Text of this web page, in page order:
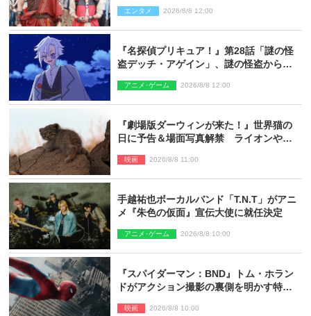
エンタメ 2026/8/8 12:00
『名探偵プリキュア！』第28話「謎の怪
盗デッチ・アゲイン」、謎の怪盗から不
アニメ･ゲーム 2026/8/8 12:00
『劇場版ダーウィンが来た！』世界猫の
日に予告＆場面写真解禁 ライオンやマ
映画 2026/8/8 11:00
手越祐也ボーカルバンド「T.N.T」がアニ
メ『朱色の仮面』宣伝大使に就任決定
アニメ･ゲーム 2026/8/8 10:00
『スパイダーマン：BND』トム・ホラン
ドがアクション撮影の裏側を明かす特別
映画 2026/8/8 10:00